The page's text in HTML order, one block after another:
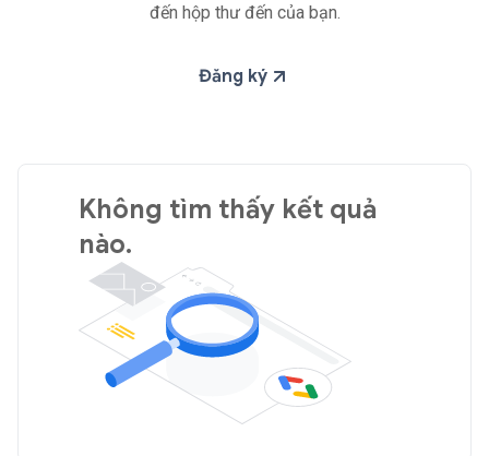
đến hộp thư đến của bạn.
Đăng ký
Không tìm thấy kết quả
nào.